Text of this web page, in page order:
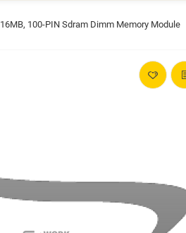
16MB, 100-PIN Sdram Dimm Memory Module